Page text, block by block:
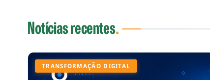
Notícias recentes.
TRANSFORMAÇÃO DIGITAL